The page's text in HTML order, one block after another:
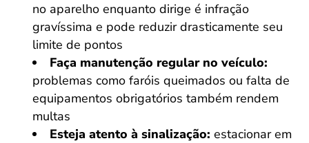
no aparelho enquanto dirige é infração
gravíssima e pode reduzir drasticamente seu
limite de pontos
Faça manutenção regular no veículo:
problemas como faróis queimados ou falta de
equipamentos obrigatórios também rendem
multas
Esteja atento à sinalização: estacionar em